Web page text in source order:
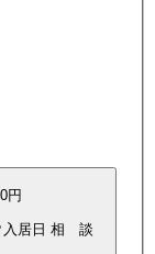
円
入居日 相 談